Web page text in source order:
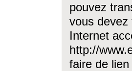
pouvez
vous devez
Internet
http://
faire de